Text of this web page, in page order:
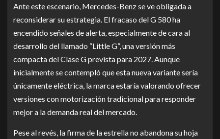
Ante este escenario, Mercedes-Benz se ve obligada a
reconsiderar su estrategia. El fracaso del G 580 ha
encendido señales de alerta, especialmente de cara al
desarrollo del llamado “Little G”, una versión más
compacta del Clase G prevista para 2027. Aunque
inicialmente se contempló que esta nueva variante sería
únicamente eléctrica, la marca estaría valorando ofrecer
versiones con motorización tradicional para responder
mejor a la demanda real del mercado.
Pese al revés, la firma de la estrella no abandona su hoja